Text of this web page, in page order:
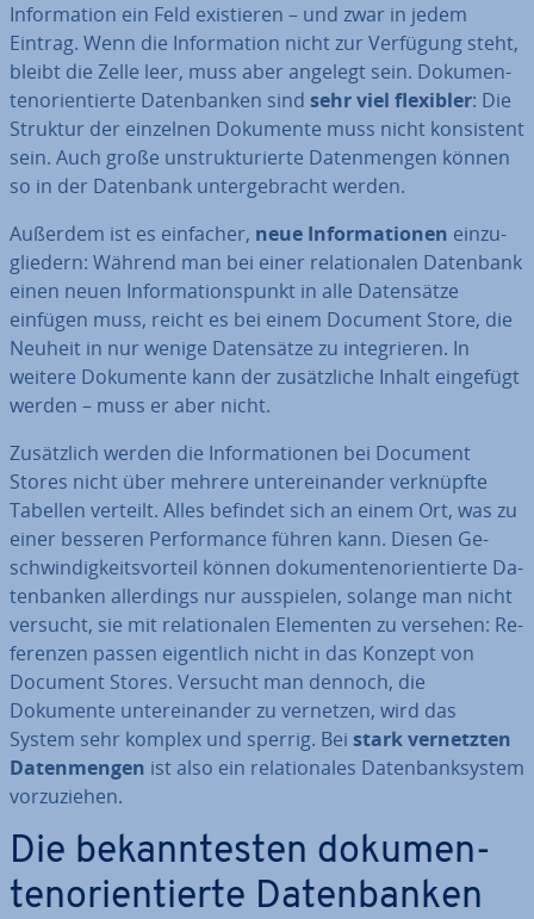
In­for­ma­ti­on ein Feld exis­tie­ren – und zwar in jedem
Eintrag. Wenn die In­for­ma­ti­on nicht zur Verfügung steht,
bleibt die Zelle leer, muss aber angelegt sein. Do­ku­men­
ten­ori­en­tier­te Da­ten­ban­ken sind sehr viel flexibler: Die
Struktur der einzelnen Dokumente muss nicht kon­sis­tent
sein. Auch große un­struk­tu­rier­te Da­ten­men­gen können
so in der Datenbank un­ter­ge­bracht werden.
Außerdem ist es einfacher, neue In­for­ma­tio­nen ein­zu­
glie­dern: Während man bei einer re­la­tio­na­len Datenbank
einen neuen In­for­ma­ti­ons­punkt in alle Da­ten­sät­ze
einfügen muss, reicht es bei einem Document Store, die
Neuheit in nur wenige Da­ten­sät­ze zu in­te­grie­ren. In
weitere Dokumente kann der zu­sätz­li­che Inhalt eingefügt
werden – muss er aber nicht.
Zu­sätz­lich werden die In­for­ma­tio­nen bei Document
Stores nicht über mehrere un­ter­ein­an­der ver­knüpf­te
Tabellen verteilt. Alles befindet sich an einem Ort, was zu
einer besseren Per­for­mance führen kann. Diesen Ge­
schwin­dig­keits­vor­teil können do­ku­men­ten­ori­en­tier­te Da­
ten­ban­ken al­ler­dings nur aus­spie­len, solange man nicht
versucht, sie mit re­la­tio­na­len Elementen zu versehen: Re­
fe­ren­zen passen ei­gent­lich nicht in das Konzept von
Document Stores. Versucht man dennoch, die
Dokumente un­ter­ein­an­der zu vernetzen, wird das
System sehr komplex und sperrig. Bei stark ver­netz­ten
Da­ten­men­gen ist also ein re­la­tio­na­les Da­ten­bank­sys­tem
vor­zu­zie­hen.
Die be­kann­tes­ten do­ku­men­
ten­ori­en­tier­te Da­ten­ban­ken